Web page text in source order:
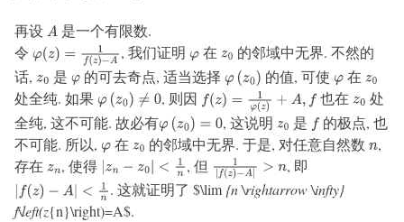
再设 A 是一个有限数.
令 φ(z)=1f (z)−A , 我们证明φ在 z0 的邻域中无界. 不然的
话, z0 是 φ 的可去奇点, 适当选择φ (z0) 的值, 可使φ在 z0
处全纯. 如果φ (z0)≠ 0 , 则因 f(z)= 1φ (z)+A,f 也在 z0 处
全纯, 这不可能. 故必有φ (z0)= 0 , 这说明 z0 是 f 的极点, 也
不可能. 所以, φ在 z0 的邻域中无界. 于是, 对任意自然数n,
存在 zn, 使得 zn−z0|<1 n , 但 1|f(z)−A |>n , 即
f(z)− A| <1 . 这就证明了 $\lim {n \rightarrow \infty}
f\left(z{n}\right)=A$.